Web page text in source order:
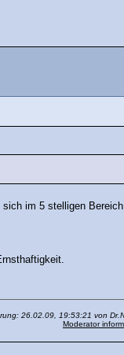
im 5 stelligen Bereich
26.02.09, 19:53:21 von
Moderator